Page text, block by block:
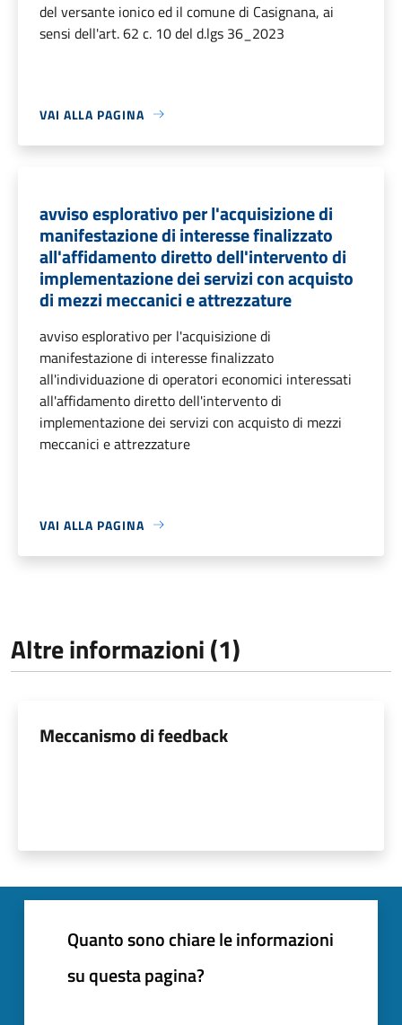
del versante ionico ed il comune di Casignana, ai
sensi dell'art. 62 c. 10 del d.lgs 36_2023
VAI ALLA PAGINA
avviso esplorativo per l'acquisizione di
manifestazione di interesse finalizzato
all'affidamento diretto dell'intervento di
implementazione dei servizi con acquisto
di mezzi meccanici e attrezzature
avviso esplorativo per l'acquisizione di
manifestazione di interesse finalizzato
all'individuazione di operatori economici interessati
all'affidamento diretto dell'intervento di
implementazione dei servizi con acquisto di mezzi
meccanici e attrezzature
VAI ALLA PAGINA
Altre informazioni (1)
Meccanismo di feedback
Quanto sono chiare le informazioni
su questa pagina?